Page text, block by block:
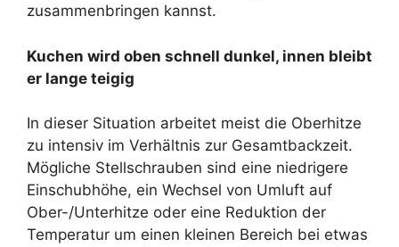
zusammenbringen kannst.
Kuchen wird oben schnell dunkel, innen bleibt
er lange teigig
In dieser Situation arbeitet meist die Oberhitze
zu intensiv im Verhältnis zur Gesamtbackzeit.
Mögliche Stellschrauben sind eine niedrigere
Einschubhöhe, ein Wechsel von Umluft auf
Ober-/Unterhitze oder eine Reduktion der
Temperatur um einen kleinen Bereich bei etwas